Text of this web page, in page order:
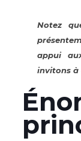
Notez
appui
invitons à